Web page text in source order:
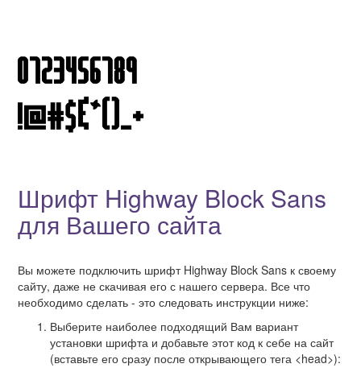
Шрифт Highway Block Sans
для Вашего сайта
Вы можете подключить шрифт Highway Block Sans к своему
сайту, даже не скачивая его с нашего сервера. Все что
необходимо сделать - это следовать инструкции ниже:
Выберите наиболее подходящий Вам вариант
установки шрифта и добавьте этот код к себе на сайт
(вставьте его сразу после открывающего тега <head>):